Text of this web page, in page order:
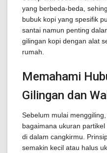
yang berbeda-beda,
bubuk kopi yang spesifik
santai namun penting
gilingan kopi dengan alat
rumah.
Memahami
Gilingan dan
Sebelum mulai
bagaimana ukuran
di dalam cangkirmu.
semakin kecil atau halus